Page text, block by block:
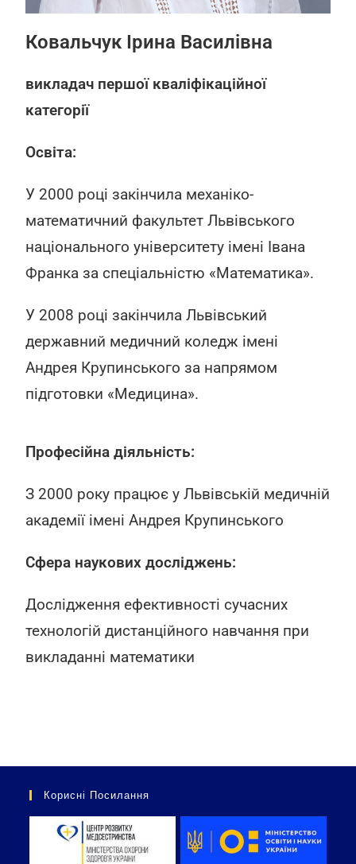
Ковальчук Ірина Василівна
викладач першої кваліфікаційної
категорії
Освіта:
У 2000 році закінчила механіко-
математичний факультет Львівського
національного університету імені Івана
Франка за спеціальністю «Математика».
У 2008 році закінчила Львівський
державний медичний коледж імені
Андрея Крупинського за напрямом
підготовки «Медицина».
Професійна діяльність:
З 2000 року працює у Львівській медичній
академії імені Андрея Крупинського
Сфера наукових досліджень:
Дослідження ефективності сучасних
технологій дистанційного навчання при
викладанні математики
Корисні Посилання